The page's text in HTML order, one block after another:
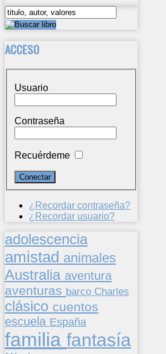
ACCESO
Usuario
Contraseña
Recuérdeme
¿Recordar contraseña?
¿Recordar usuario?
adolescencia
amistad animales
Australia aventura
aventuras barco Charles
clásico cuentos
escuela España
familia fantasía